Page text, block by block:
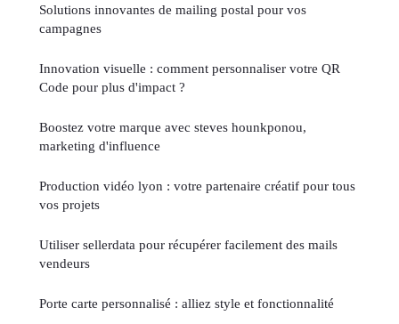
Solutions innovantes de mailing postal pour vos
campagnes
Innovation visuelle : comment personnaliser votre QR
Code pour plus d'impact ?
Boostez votre marque avec steves hounkponou,
marketing d'influence
Production vidéo lyon : votre partenaire créatif pour tous
vos projets
Utiliser sellerdata pour récupérer facilement des mails
vendeurs
Porte carte personnalisé : alliez style et fonctionnalité